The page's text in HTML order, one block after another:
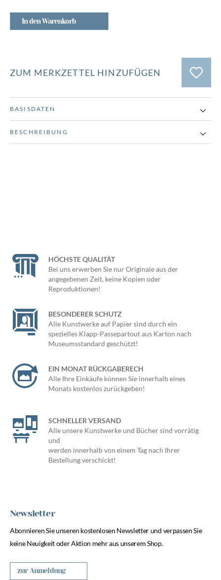
In den Warenkorb
ZUM MERKZETTEL HINZUFÜGEN
BASISDATEN
BESCHREIBUNG
HÖCHSTE QUALITÄT
Bei uns erwerben Sie nur Originale aus der
angegebenen Zeit, keine Kopien oder
Reproduktionen!
BESONDERER SCHUTZ
Alle Kunstwerke auf Papier sind durch ein
spezielles Klapp-Passepartout aus Karton nach
Museumsstandard geschützt!
EIN MONAT RÜCKGABERECH
Alle Ihre Einkäufe können Sie innerhalb eines
Monats kostenlos zurückgeben!
SCHNELLER VERSAND
Alle unsere Kunstwerke und Bücher sind vorrätig
und
werden innerhalb von einem Tag nach Ihrer
Bestellung verschickt!
Newsletter
Abonnieren Sie unseren kostenlosen Newsletter und verpassen Sie
keine Neuigkeit oder Aktion mehr aus unserem Shop.
zur Anmeldung